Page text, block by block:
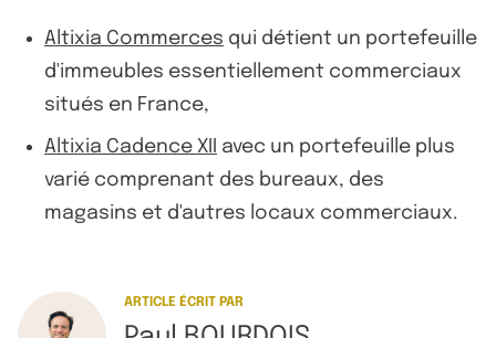
Altixia Commerces qui détient un portefeuille
d'immeubles essentiellement commerciaux
situés en France,
Altixia Cadence XII
avec un portefeuille plus
varié comprenant des bureaux, des
magasins et d'autres locaux commerciaux.
ARTICLE ÉCRIT PAR